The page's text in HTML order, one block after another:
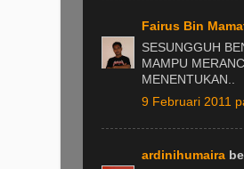
Fairus Bin
SESUNGGUH
MAMPU
MENENTUKAN..
9 Februari 2011
ardinihumaira